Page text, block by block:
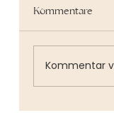
Kommentare
Kommentar